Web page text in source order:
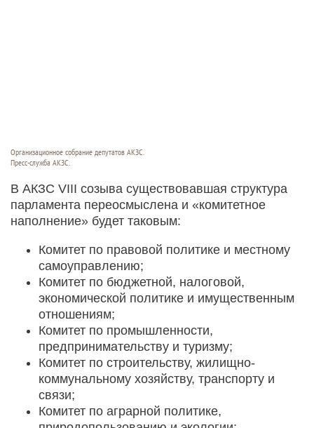
Организационное собрание депутатов АКЗС.
Пресс-служба АКЗС.
В АКЗС VIII созыва существовавшая структура
парламента переосмыслена и «комитетное
наполнение» будет таковым:
Комитет по правовой политике и местному
самоуправлению;
Комитет по бюджетной, налоговой,
экономической политике и имущественным
отношениям;
Комитет по промышленности,
предпринимательству и туризму;
Комитет по строительству, жилищно-
коммунальному хозяйству, транспорту и
связи;
Комитет по аграрной политике,